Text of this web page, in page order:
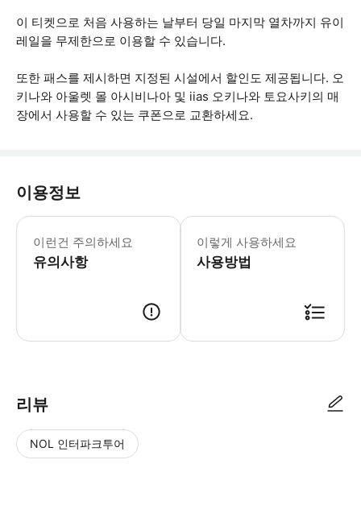
이 티켓으로 처음 사용하는 날부터 당일 마지막 열차까지 유이
레일을 무제한으로 이용할 수 있습니다.
또한 패스를 제시하면 지정된 시설에서 할인도 제공됩니다. 오
키나와 아울렛 몰 아시비나아 및 iias 오키나와 토요사키의 매
장에서 사용할 수 있는 쿠폰으로 교환하세요.
이용정보
이런건 주의하세요
유의사항
이 혜택은 다른 서비스나 쿠폰과 함께
이렇게 사용하세요
사용방법
리뷰
NOL 인터파크투어